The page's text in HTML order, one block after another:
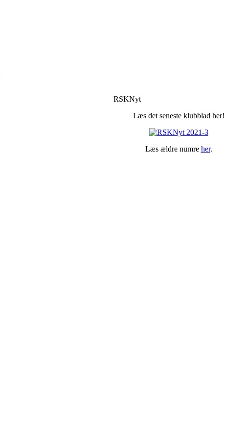
RSKNyt
Læs det seneste klubblad her!
Læs ældre numre her.